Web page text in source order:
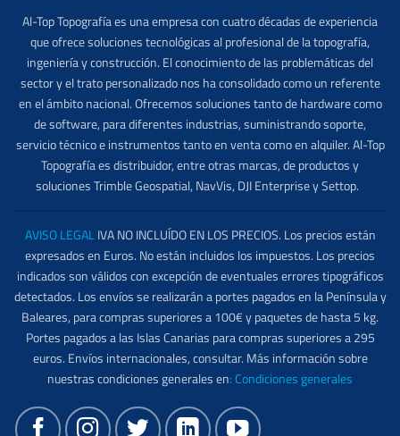
Al-Top Topografía es una empresa con cuatro décadas de experiencia
que ofrece soluciones tecnológicas al profesional de la topografía,
ingeniería y construcción. El conocimiento de las problemáticas del
sector y el trato personalizado nos ha consolidado como un referente
en el ámbito nacional. Ofrecemos soluciones tanto de hardware como
de software, para diferentes industrias, suministrando soporte,
servicio técnico e instrumentos tanto en venta como en alquiler. Al-Top
Topografía es distribuidor, entre otras marcas, de productos y
soluciones Trimble Geospatial, NavVis, DJI Enterprise y Settop.
AVISO LEGALIVA NO INCLUÍDO EN LOS PRECIOS. Los precios están
expresados en Euros. No están incluidos los impuestos. Los precios
indicados son válidos con excepción de eventuales errores tipográficos
detectados. Los envíos se realizarán a portes pagados en la Península y
Baleares, para compras superiores a 100€ y paquetes de hasta 5 kg.
Portes pagados a las Islas Canarias para compras superiores a 295
euros. Envíos internacionales, consultar. Más información sobre
nuestras condiciones generales en: Condiciones generales